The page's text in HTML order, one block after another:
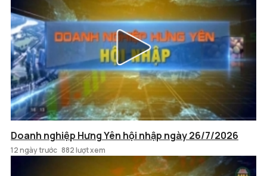
Doanh nghiệp Hưng Yên hội nhập ngày 26/7/2026
12 ngày trước 882 lượt xem